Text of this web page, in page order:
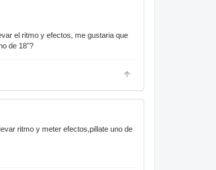
el ritmo y efectos, me gustaria que
de 18"?
ritmo y meter efectos,pillate uno de